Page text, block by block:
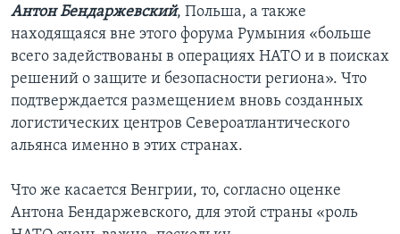
Антон Бендаржевский, Польша, а также
находящаяся вне этого форума Румыния «больше
всего задействованы в операциях НАТО и в поисках
решений о защите и безопасности региона». Что
подтверждается размещением вновь созданных
логистических центров Североатлантического
альянса именно в этих странах.
Что же касается Венгрии, то, согласно оценке
Антона Бендаржевского, для этой страны «роль